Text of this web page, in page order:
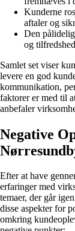
Kunderne
aftaler og
Den
og
Samlet set viser
levere en god
kommunikation,
faktorer er med til
anbefaler
Negative
Efter at have
erfaringer med
temaer, der går
disse aspekter for
omkring